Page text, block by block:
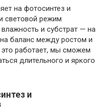
на фотосинтез и
световой режим
и субстрат — на
баланс между ростом и
работает, мы сможем
длительного и яркого
и